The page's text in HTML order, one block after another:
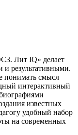
Лит IQ» делает
и результативными.
понимать смысл
интерактивный
известных
удобный набор
на современных